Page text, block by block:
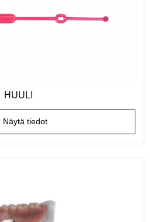
HUULI
Näytä tiedot